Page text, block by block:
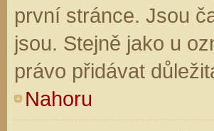
první stránce. Jsou
jsou. Stejně jako u
právo přidávat
Nahoru